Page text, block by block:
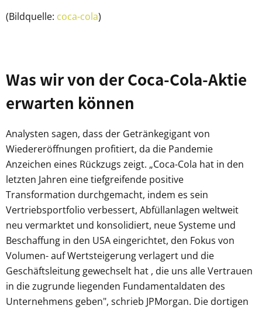
(Bildquelle: coca-cola)
Was wir von der Coca-Cola-Aktie
erwarten können
Analysten sagen, dass der Getränkegigant von
Wiedereröffnungen profitiert, da die Pandemie
Anzeichen eines Rückzugs zeigt. „Coca-Cola hat in den
letzten Jahren eine tiefgreifende positive
Transformation durchgemacht, indem es sein
Vertriebsportfolio verbessert, Abfüllanlagen weltweit
neu vermarktet und konsolidiert, neue Systeme und
Beschaffung in den USA eingerichtet, den Fokus von
Volumen- auf Wertsteigerung verlagert und die
Geschäftsleitung gewechselt hat , die uns alle Vertrauen
in die zugrunde liegenden Fundamentaldaten des
Unternehmens geben", schrieb JPMorgan. Die dortigen